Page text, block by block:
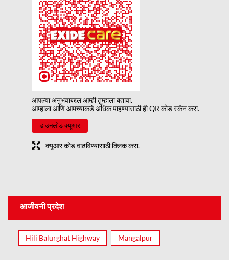
आपल्या अनुभवाबद्दल आम्ही तुम्हाला बतावा.
आम्हाला आणि आमच्याकडे अधिक पाहण्यासाठी ही QR कोड स्कॅन करा.
डाउनलोड क्यूआर
क्यूआर कोड वाढविण्यासाठी क्लिक करा.
आजीवनी प्रदेश
Hili Balurghat Highway Mangalpur